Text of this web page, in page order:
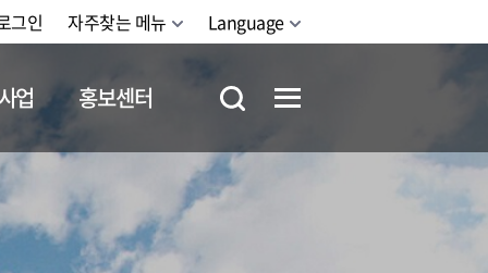
그인 자주찾는 메뉴 Language
업 홍보센터